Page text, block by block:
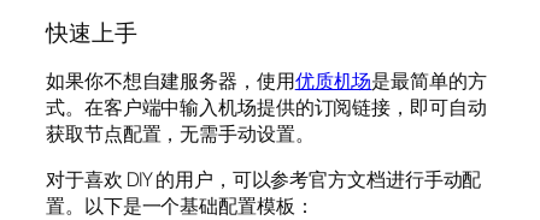
快速上手
如果你不想自建服务器，使用优质机场是最简单的方
式。在客户端中输入机场提供的订阅链接，即可自动
获取节点配置，无需手动设置。
对于喜欢 DIY 的用户，可以参考官方文档进行手动配
置。以下是一个基础配置模板：